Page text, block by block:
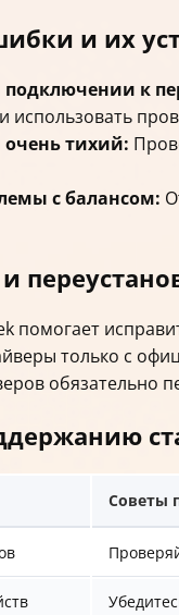
и их
к
использовать
тихий:
с балансом:
помогает
только с
обязательно
Советы